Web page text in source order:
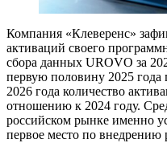
Компания «Клеверенс»
активаций своего
сбора данных UROVO за
первую половину 2025 года
2026 года количество
отношению к 2024 году.
российском рынке именно
первое место по внедрению